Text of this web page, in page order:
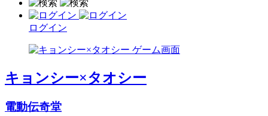
ログイン
キョンシー×タオシー
電動伝奇堂